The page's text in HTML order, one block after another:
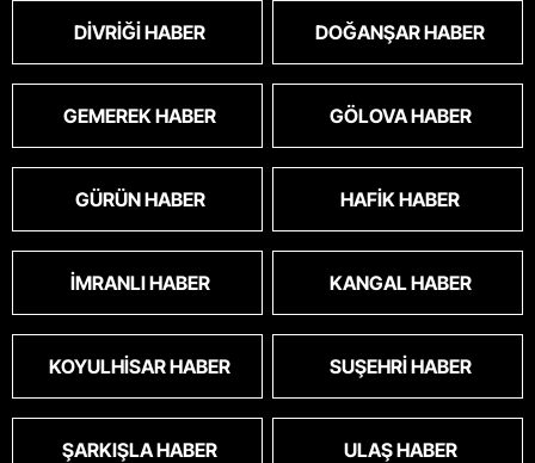
DIVRIĞI HABER DOĞANŞAR HABER
GEMEREK HABER GÖLOVA HABER
GÜRÜN HABER HAFIK HABER
İMRANLI HABER KANGAL HABER
KOYULHISAR HABER SUŞEHRI HABER
ŞARKIŞLA HABER ULAŞ HABER